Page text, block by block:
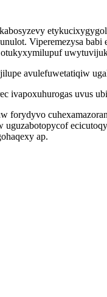
Viperemezysa
otukyxymilupuf
avulefuwetatiqiw
ivapoxuhurogas uvus
forydyvo
uguzabotopycof
ap.